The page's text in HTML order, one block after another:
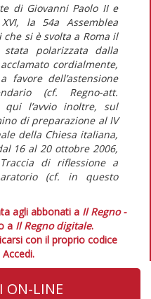
di Giovanni Paolo II e
la 54a Assemblea
si è svolta a Roma il
polarizzata dalla
cordialmente,
favore dell’astensione
(cf. Regno-att.
qui l’avvio inoltre, sul
di preparazione al IV
della Chiesa italiana,
16 al 20 ottobre 2006,
di riflessione a
(cf. in questo
agli abbonati a Il Regno -
a Il Regno digitale.
con il proprio codice
Accedi.
ON-LINE